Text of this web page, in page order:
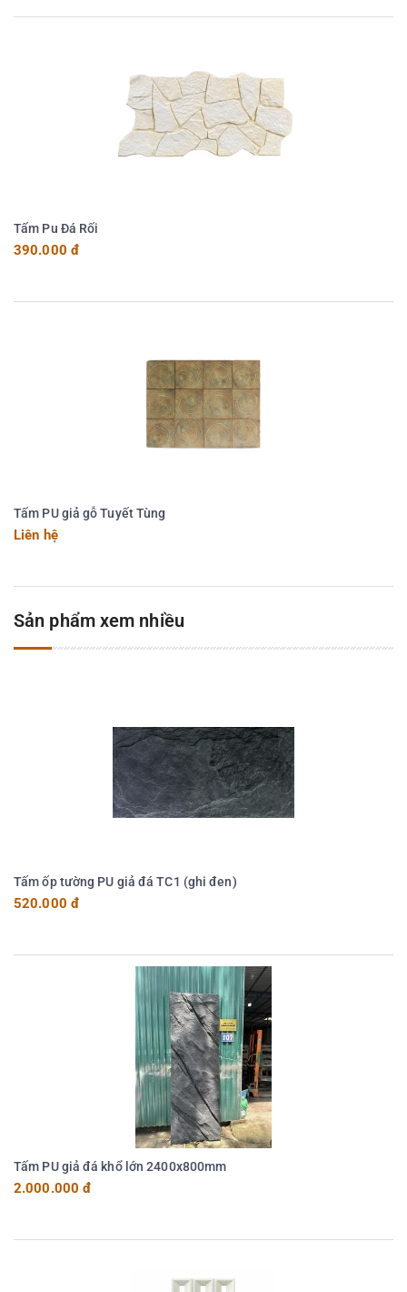
Tấm Pu Đá Rối
390.000 đ
Tấm PU giả gỗ Tuyết Tùng
Liên hệ
Sản phẩm xem nhiều
Tấm ốp tường PU giả đá TC1 (ghi đen)
520.000 đ
Tấm PU giả đá khổ lớn 2400x800mm
2.000.000 đ